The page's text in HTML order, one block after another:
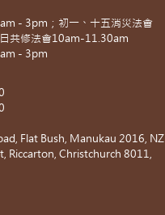
- 3pm；初一、十五消災法會
共修法會10am-11.30am
- 3pm
Flat Bush, Manukau 2016, NZ
Riccarton, Christchurch 8011,